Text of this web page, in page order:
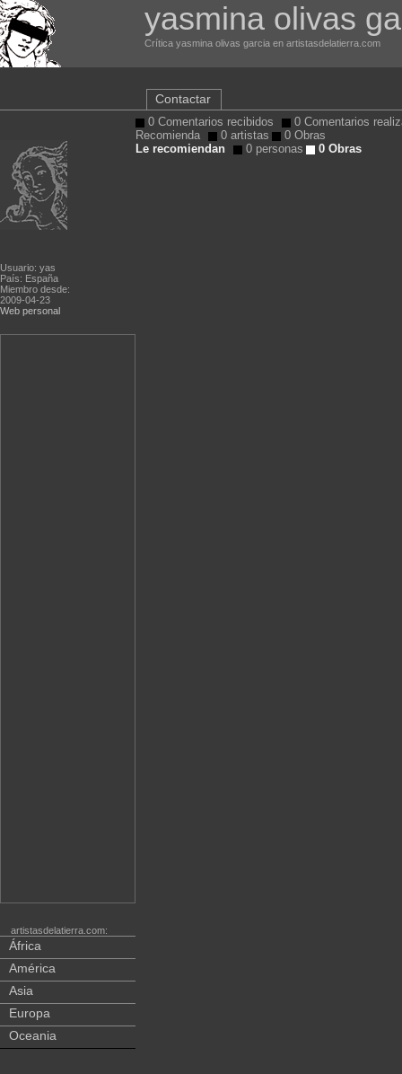
yasmina olivas
Crítica yasmina olivas garcia en artistasdelatierra.com
Usuario: yas
País: España
Miembro desde:
2009-04-23
Web personal
artistasdelatierra.com:
África
América
Asia
Europa
Oceania
Contactar
0 Comentarios recibidos
0 Comentarios
Recomienda
0 artistas
0 Obras
Le recomiendan
0 personas 0 Obras